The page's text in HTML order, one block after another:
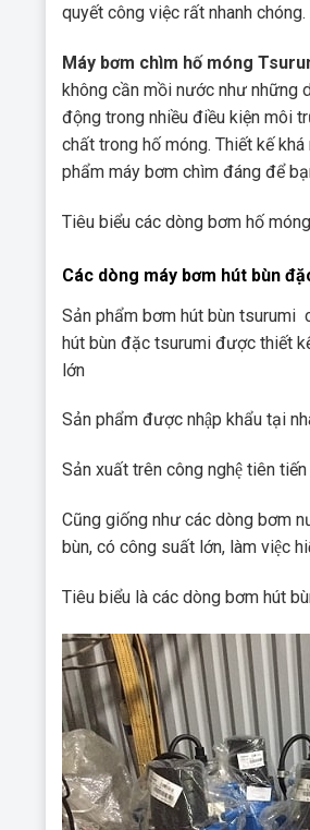
quyết công việc rất nhanh chóng.
Máy bơm chìm hố móng
không cần mồi nước như những
động trong nhiều điều kiện môi
chất trong hố móng. Thiết kế
phẩm máy bơm chìm đáng để
Tiêu biểu các dòng bơm hố
Các dòng máy bơm hút bùn
Sản phẩm bơm hút bùn tsurumi
hút bùn đặc tsurumi được thiết
lớn
Sản phẩm được nhập khẩu tại
Sản xuất trên công nghệ tiên
Cũng giống như các dòng bơm
bùn, có công suất lớn, làm việc
Tiêu biểu là các dòng bơm hút